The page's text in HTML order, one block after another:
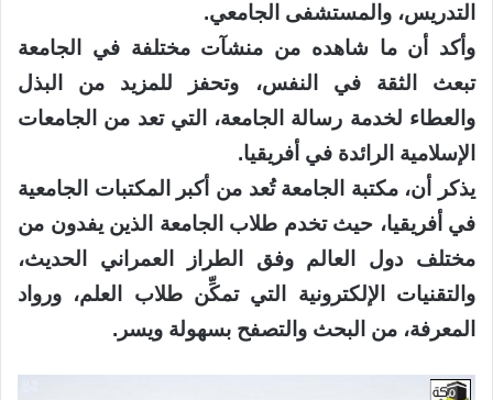
التدريس، والمستشفى الجامعي.
وأكد أن ما شاهده من منشآت مختلفة في الجامعة
تبعث الثقة في النفس، وتحفز للمزيد من البذل
والعطاء لخدمة رسالة الجامعة، التي تعد من الجامعات
الإسلامية الرائدة في أفريقيا.
يذكر أن، مكتبة الجامعة تُعد من أكبر المكتبات الجامعية
في أفريقيا، حيث تخدم طلاب الجامعة الذين يفدون من
مختلف دول العالم وفق الطراز العمراني الحديث،
والتقنيات الإلكترونية التي تمكِّن طلاب العلم، ورواد
المعرفة، من البحث والتصفح بسهولة ويسر.